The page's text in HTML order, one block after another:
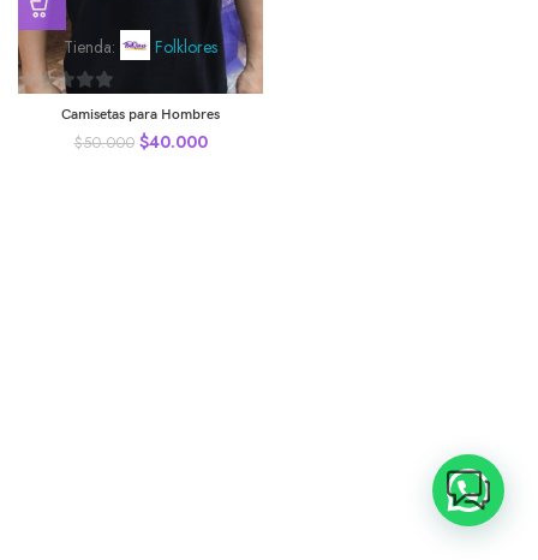
Tienda: Folklores
Camisetas para Hombres
$50.000 $40.000